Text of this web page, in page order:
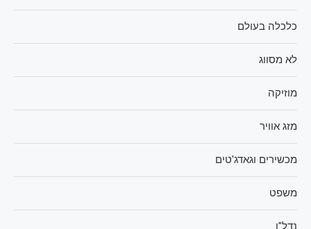
כלכלה בעולם
לא מסווג
מוזיקה
מזג אוויר
מכשירים וגאדג'טים
משפט
נדל"ן